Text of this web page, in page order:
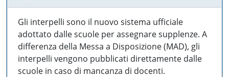
Gli interpelli sono il nuovo sistema ufficiale
adottato dalle scuole per assegnare supplenze. A
differenza della Messa a Disposizione (MAD), gli
interpelli vengono pubblicati direttamente dalle
scuole in caso di mancanza di docenti.